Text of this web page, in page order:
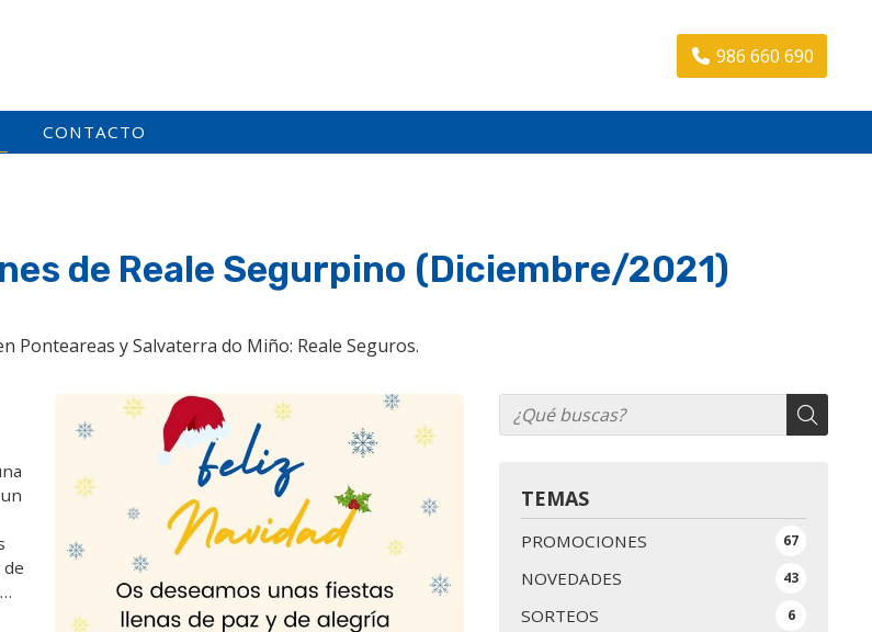
986 660 690
CONTACTO
de Reale Segurpino (Diciembre/2021)
Ponteareas y Salvaterra do Miño: Reale Seguros.
TEMAS
PROMOCIONES 67
NOVEDADES 43
SORTEOS 6